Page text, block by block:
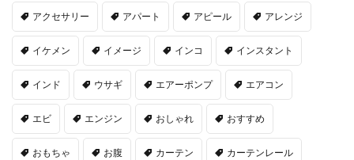
アクセサリー アパート アピール アレンジ
イケメン イメージ インコ インスタント
インド ウサギ エアーポンプ エアコン
エビ エンジン おしゃれ おすすめ
おもちゃ お腹 カーテン カーテンレール